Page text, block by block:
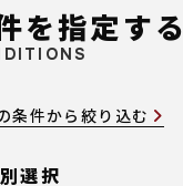
を指定する
条件から絞り込む
選択